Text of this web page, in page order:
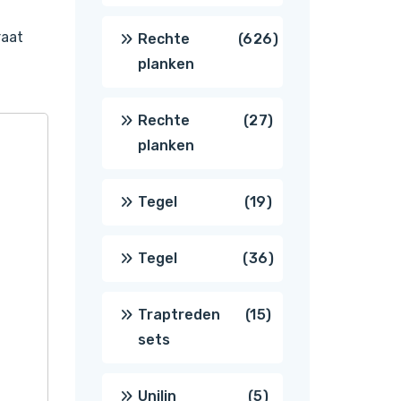
Rechte
planken
626626
Rechte
planken
2727
Tegel 1919
producten
Tegel 3636
producten
Traptreden
sets
1515
Unilin 55